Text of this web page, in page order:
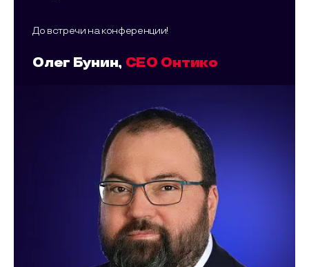
До встречи на конференции!
Олег Бунин, CEO Онтико